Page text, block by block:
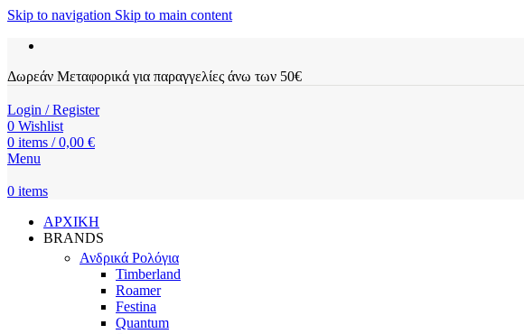
Skip to navigation Skip to main content
Δωρεάν Μεταφορικά για παραγγελίες άνω των 50€
Login / Register
0 Wishlist
0 items / 0,00 €
Menu
0 items
ΑΡΧΙΚΗ
BRANDS
Ανδρικά Ρολόγια
Timberland
Roamer
Festina
Quantum